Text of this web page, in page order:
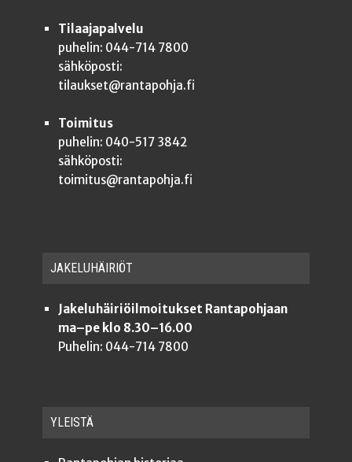
Tilaajapalvelu
puhelin: 044-714 7800
sähköposti:
tilaukset@rantapohja.fi
Toimitus
puhelin: 040-517 3842
sähköposti:
toimitus@rantapohja.fi
JAKE­LU­HÄI­RIÖT
Jakeluhäiriöilmoitukset Rantapohjaan
ma–pe klo 8.30–16.00
Puhelin: 044-714 7800
YLEISTÄ